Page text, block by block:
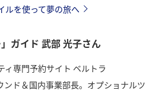
ルを使って夢の旅へ
ガイド 武部 光子さん
ィ専門予約サイト ベルトラ
ンド＆国内事業部長。オプショナルツ